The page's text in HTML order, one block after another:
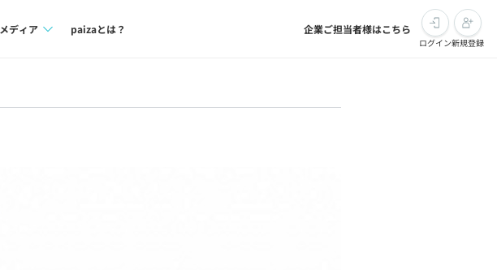
メディア paizaとは？ 企業ご担当者様はこちら
ログイン新規登録